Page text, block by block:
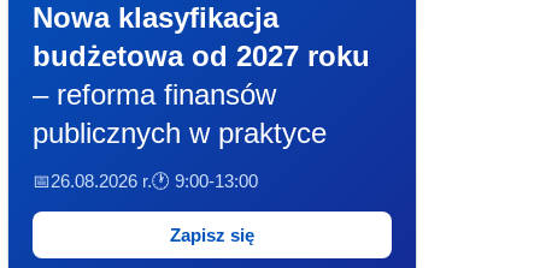
Nowa klasyfikacja
budżetowa od 2027 roku
– reforma finansów
publicznych w praktyce
📅26.08.2026 r.🕐 9:00-13:00
Zapisz się